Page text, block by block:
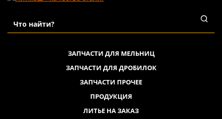
ЗАПЧАСТИ ДЛЯ МЕЛЬНИЦ
ЗАПЧАСТИ ДЛЯ ДРОБИЛОК
ЗАПЧАСТИ ПРОЧЕЕ
ПРОДУКЦИЯ
ЛИТЬЕ НА ЗАКАЗ